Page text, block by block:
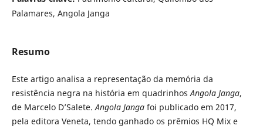
Palamares, Angola Janga
Resumo
Este artigo analisa a representação da memória da
resistência negra na história em quadrinhosAngola Janga,
de Marcelo D’Salete.Angola Jangafoi publicado em 2017,
pela editora Veneta, tendo ganhado os prêmios HQ Mix e